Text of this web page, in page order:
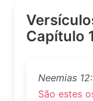
Capítulo
Neemias
São estes